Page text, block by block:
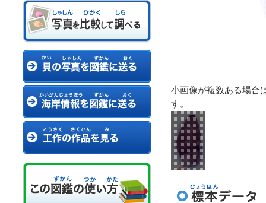
小画像が複数ある場合
す。